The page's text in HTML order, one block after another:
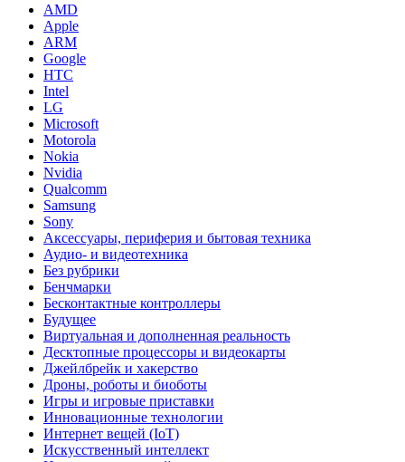
AMD
Apple
ARM
Google
HTC
Intel
LG
Microsoft
Motorola
Nokia
Nvidia
Qualcomm
Samsung
Sony
Аксессуары, периферия и бытовая техника
Аудио- и видеотехника
Без рубрики
Бенчмарки
Бесконтактные контроллеры
Будущее
Виртуальная и дополненная реальность
Десктопные процессоры и видеокарты
Джейлбрейк и хакерство
Дроны, роботы и биоботы
Игры и игровые приставки
Инновационные технологии
Интернет вещей (IoT)
Искусственный интеллект